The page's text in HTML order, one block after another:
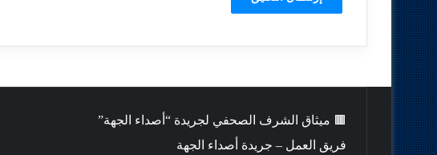
🟫 ميثاق الشرف الصحفي لجريدة “أصداء الجهة”
فريق العمل – جريدة أصداء الجهة